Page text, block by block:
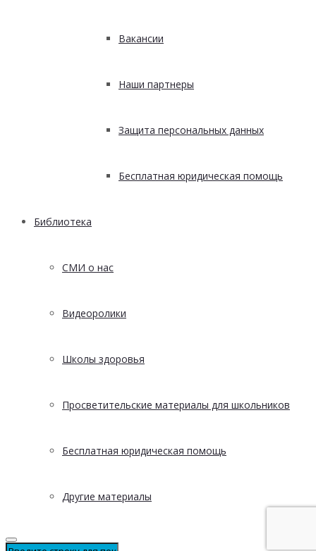
Вакансии
Наши партнеры
Защита персональных данных
Бесплатная юридическая помощь
Библиотека
СМИ о нас
Видеоролики
Школы здоровья
Просветительские материалы для школьников
Бесплатная юридическая помощь
Другие материалы